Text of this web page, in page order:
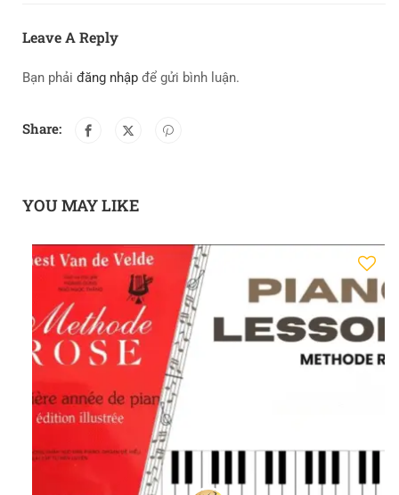
Leave A Reply
Bạn phải đăng nhập để gửi bình luận.
Share:
YOU MAY LIKE